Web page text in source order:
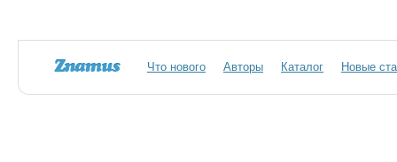
Что нового Авторы Каталог Новые